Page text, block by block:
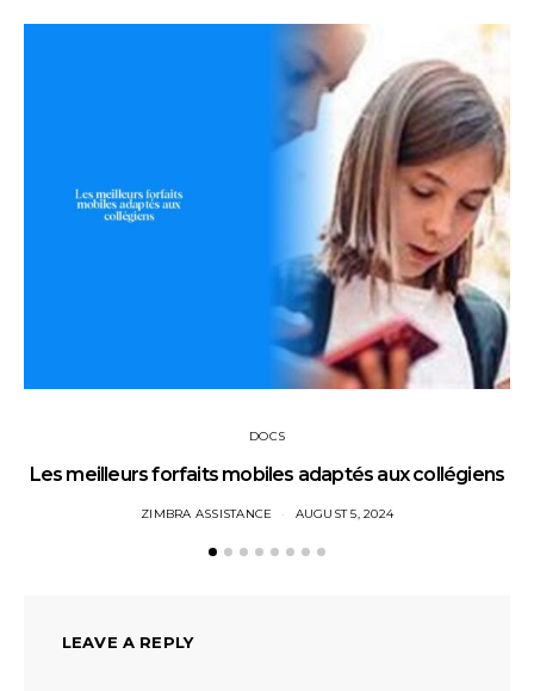
DOCS
Les meilleurs forfaits mobiles adaptés aux collégiens
ZIMBRA ASSISTANCE AUGUST 5, 2024
LEAVE A REPLY